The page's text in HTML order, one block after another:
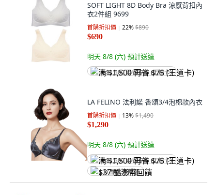
SOFT LIGHT 8D Body Bra 涼感背扣內
衣2件組 9699
首購折扣價 22%$890
$690
明天 8/8 (六) 預計送達
满 $1,500 再省 $75 (王道卡)
LA FELINO 法利諾 香頌3/4泡棉款內衣
首購折扣價 13%$1,490
$1,290
明天 8/8 (六) 預計送達
满 $1,500 再省 $75 (王道卡)
$37 酷澎幣回饋